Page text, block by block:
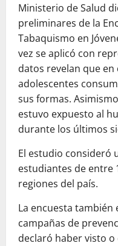
Ministerio de Salud
preliminares de la
Tabaquismo en
vez se aplicó con
datos revelan que en
adolescentes
sus formas.
estuvo expuesto al
durante los últimos
El estudio consideró
estudiantes de entre
regiones del país.
La encuesta también
campañas de
declaró haber visto